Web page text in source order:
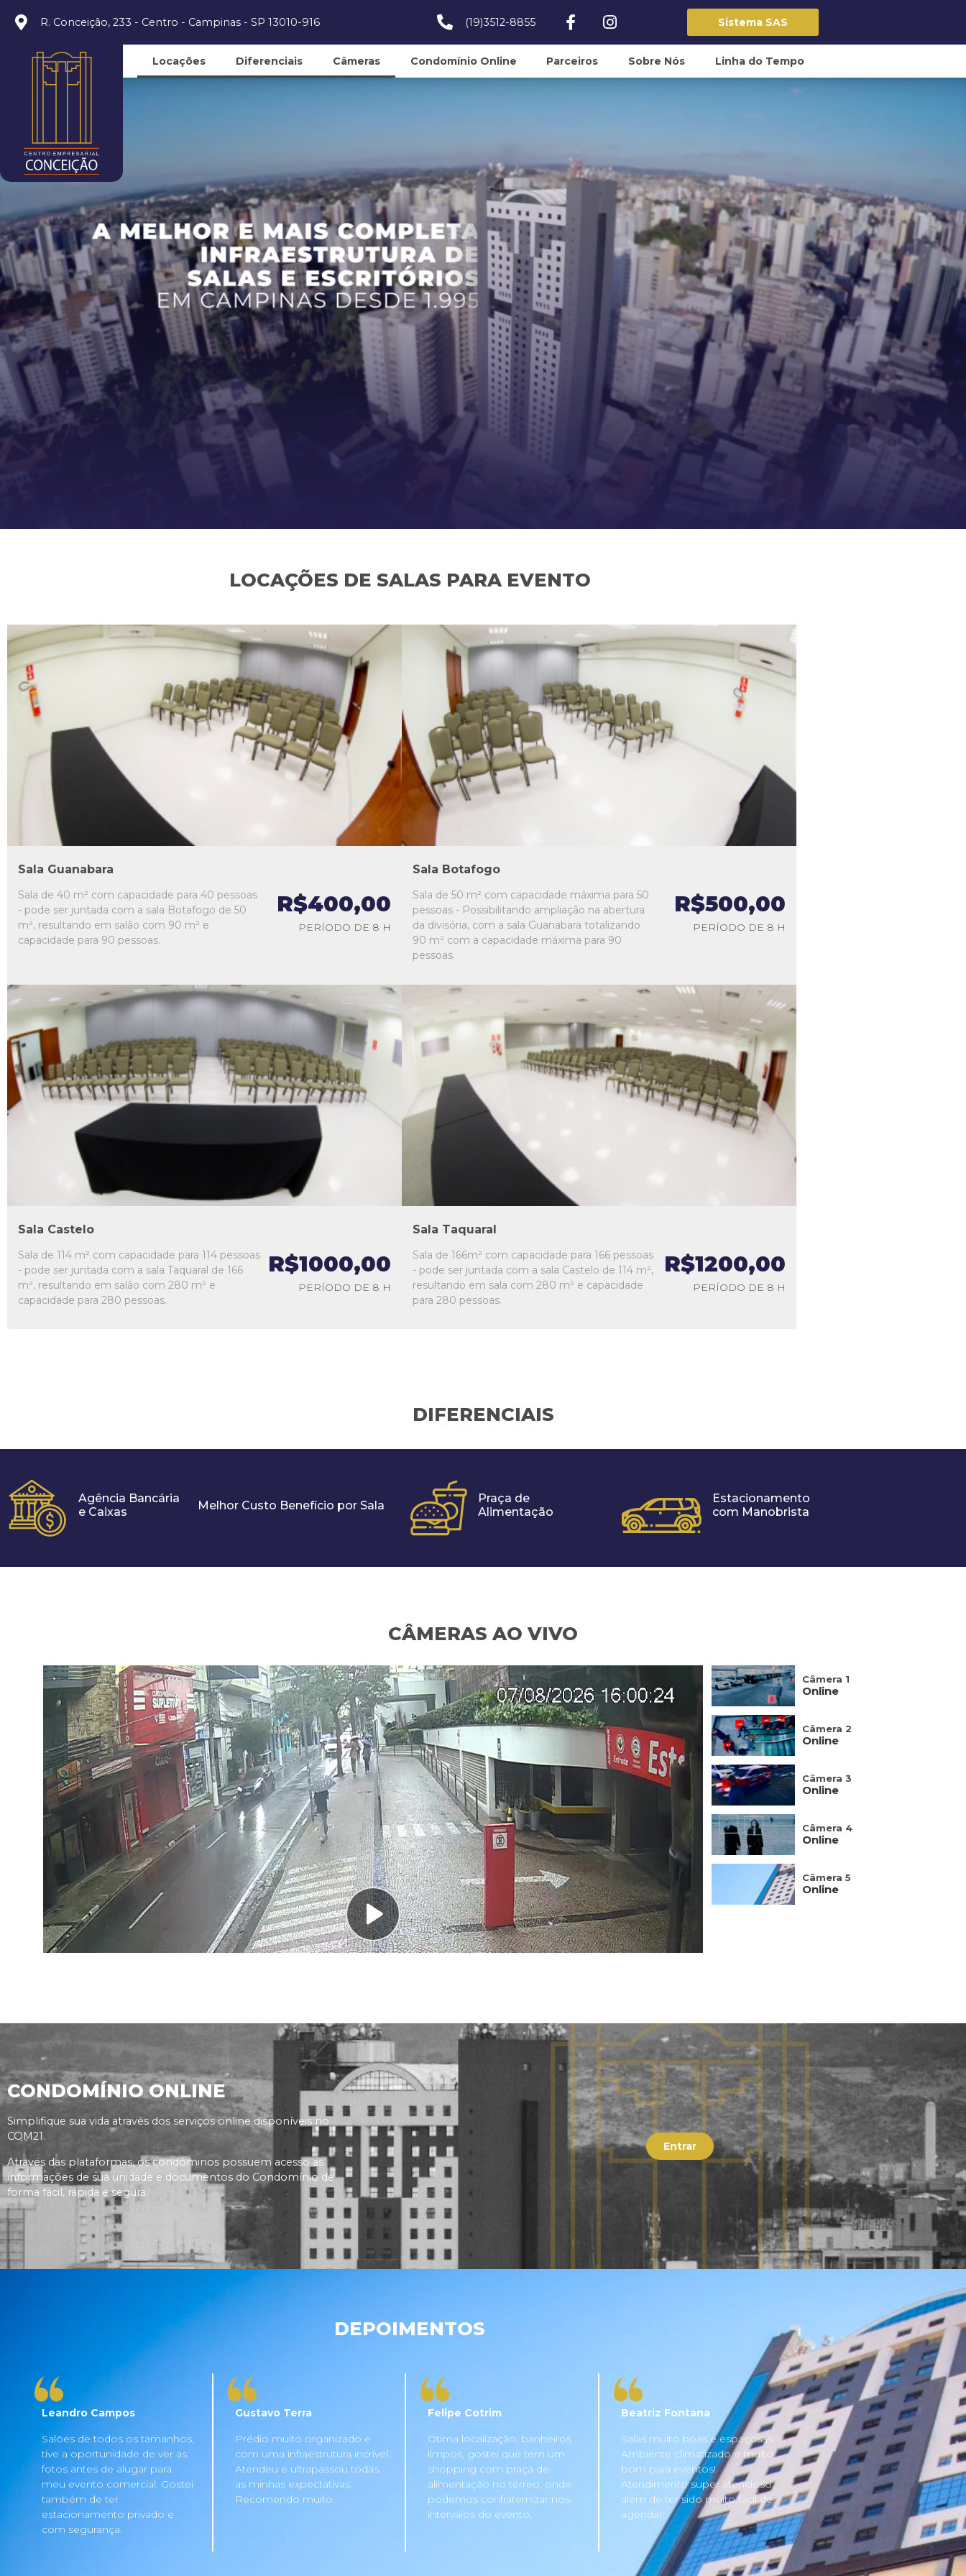
R. Conceição, 233 - Centro - Campinas - SP 13010-916 (19)3512-8855 Sistema SAS
Locações Diferenciais Câmeras Condomínio Online Parceiros Sobre Nós Linha do Tempo
LOCAÇÕES DE SALAS PARA EVENTO
L1
L2
L3
Sala Guanabara
Sala de 40 m² com capacidade para 40 pessoas
- pode ser juntada com a sala Botafogo de 50
m², resultando em salão com 90 m² e
capacidade para 90 pessoas.
R$400,00
PERÍODO DE 8 H
L3
L4
L5
Sala Botafogo
Sala de 50 m² com capacidade máxima para 50
pessoas - Possibilitando ampliação na abertura
da divisória, com a sala Guanabara totalizando
90 m² com a capacidade máxima para 90
pessoas.
R$500,00
PERÍODO DE 8 H
L1
L2
L3
L4
Sala Castelo
Sala de 114 m² com capacidade para 114 pessoas
- pode ser juntada com a sala Taquaral de 166
m², resultando em salão com 280 m² e
capacidade para 280 pessoas.
R$1000,00
PERÍODO DE 8 H
L1
L3
L4
L5
Sala Taquaral
Sala de 166m² com capacidade para 166 pessoas
- pode ser juntada com a sala Castelo de 114 m²,
resultando em sala com 280 m² e capacidade
para 280 pessoas.
R$1200,00
PERÍODO DE 8 H
DIFERENCIAIS
Agência Bancária
e Caixas
Melhor Custo Benefício por Sala
Praça de
Alimentação
Estacionamento
com Manobrista
CÂMERAS AO VIVO
Câmera 1
Online
Câmera 2
Online
Câmera 3
Online
Câmera 4
Online
Câmera 5
Online
CONDOMÍNIO ONLINE
Simplifique sua vida através dos serviços online disponíveis no
COM21.
Através das plataformas, os condôminos possuem acesso as
informações de sua unidade e documentos do Condomínio de
forma fácil, rápida e segura.
Entrar
DEPOIMENTOS
Salões de todos os tamanhos,
tive a oportunidade de ver as
fotos antes de alugar para
meu evento comercial. Gostei
também de ter
estacionamento privado e
com segurança.
Leandro Campos
Prédio muito organizado e
com uma infraestrutura incrível.
Atendeu e ultrapassou todas
as minhas expectativas.
Recomendo muito.
Gustavo Terra
Ótima localização, banheiros
limpos, gostei que tem um
shopping com praça de
alimentação no térreo, onde
podemos confraternizar nos
intervalos do evento.
Felipe Cotrim
Salas muito boas e espaçosas.
Ambiente climatizado e muito
bom para eventos!
Atendimento super atencioso
além de ter sido muito fácil de
agendar.
Beatriz Fontana